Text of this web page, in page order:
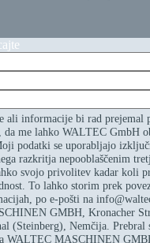
ali informacije bi rad prejemal
me lahko WALTEC GmbH
podatki se uporabljajo
razkritja nepooblaščenim
svojo privolitev kadar koli
To lahko storim prek
po e-pošti na
GMBH, Kronacher
(Steinberg), Nemčija. Prebral
WALTEC MASCHINEN